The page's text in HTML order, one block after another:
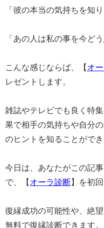
「彼の本当の気持ちを知
「あの人は私の事を今ど
こんな感じならば、【 オ
レゼントします。
雑誌やテレビでも良く特
果で相手の気持ちや自分
のヒントを知ることができ
今日は、あなたがこの記
で、【 オーラ診断】を初
復縁成功の可能性や、絶
無料で復縁診断できます。